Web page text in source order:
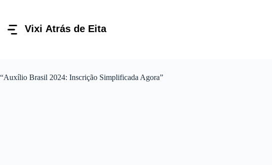
conteúdo
“Auxílio Brasil 2024: Inscrição Simplificada Agora”